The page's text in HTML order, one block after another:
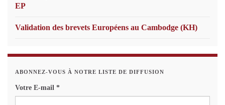
EP
Validation des brevets Européens au Cambodge (KH)
ABONNEZ-VOUS À NOTRE LISTE DE DIFFUSION
Votre E-mail *